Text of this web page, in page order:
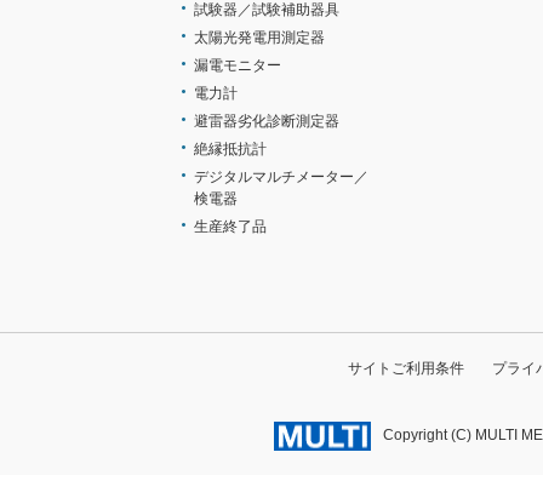
試験器／試験補助器具
太陽光発電用測定器
漏電モニター
電力計
避雷器劣化診断測定器
絶縁抵抗計
デジタルマルチメーター／
検電器
生産終了品
サイトご利用条件 プライ
Copyright (C) MULTI